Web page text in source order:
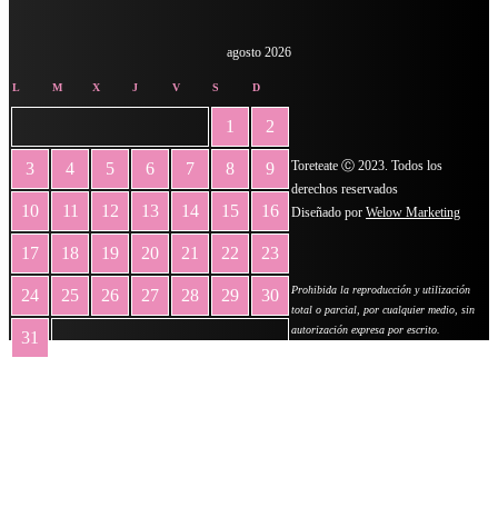
agosto 2026
L M X J V S D
1 2
3 4 5 6 7 8 9
10 11 12 13 14 15 16
17 18 19 20 21 22 23
24 25 26 27 28 29 30
31
Toreteate Ⓒ 2023. Todos los
derechos reservados
Diseñado por Welow Marketing
Prohibida la reproducción y utilización
total o parcial, por cualquier medio, sin
autorización expresa por escrito.